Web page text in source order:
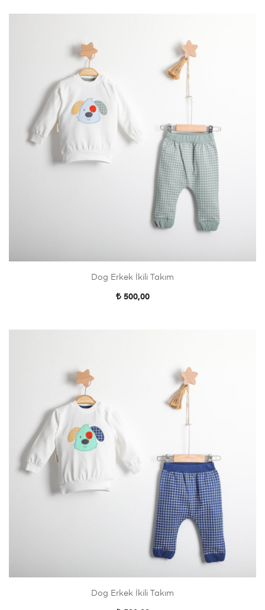
Dog Erkek İkili Takım
500,00
Dog Erkek İkili Takım